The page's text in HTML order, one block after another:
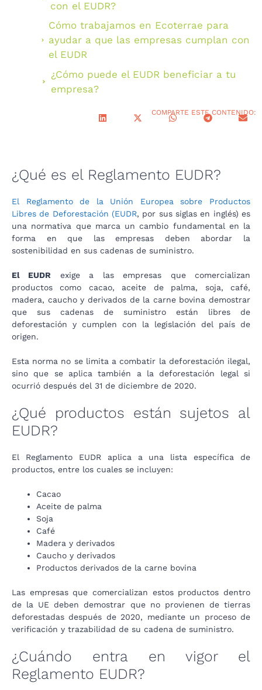
con el EUDR?
Cómo trabajamos en Ecoterrae para
ayudar a que las empresas cumplan con
el EUDR
¿Cómo puede el EUDR beneficiar a tu
empresa?
COMPARTE ESTE CONTENIDO:
¿Qué es el Reglamento EUDR?
El Reglamento de la Unión Europea sobre Productos
Libres de Deforestación (EUDR, por sus siglas en inglés) es
una normativa que marca un cambio fundamental en la
forma en que las empresas deben abordar la
sostenibilidad en sus cadenas de suministro.
El EUDR exige a las empresas que comercializan
productos como cacao, aceite de palma, soja, café,
madera, caucho y derivados de la carne bovina demostrar
que sus cadenas de suministro están libres de
deforestación y cumplen con la legislación del país de
origen.
Esta norma no se limita a combatir la deforestación ilegal,
sino que se aplica también a la deforestación legal si
ocurrió después del 31 de diciembre de 2020.
¿Qué productos están sujetos al
EUDR?
El Reglamento EUDR aplica a una lista específica de
productos, entre los cuales se incluyen:
Cacao
Aceite de palma
Soja
Café
Madera y derivados
Caucho y derivados
Productos derivados de la carne bovina
Las empresas que comercializan estos productos dentro
de la UE deben demostrar que no provienen de tierras
deforestadas después de 2020, mediante un proceso de
verificación y trazabilidad de su cadena de suministro.
¿Cuándo entra en vigor el
Reglamento EUDR?